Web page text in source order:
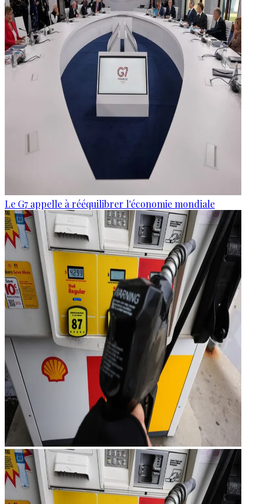
Le G7 appelle à rééquilibrer l'économie mondiale